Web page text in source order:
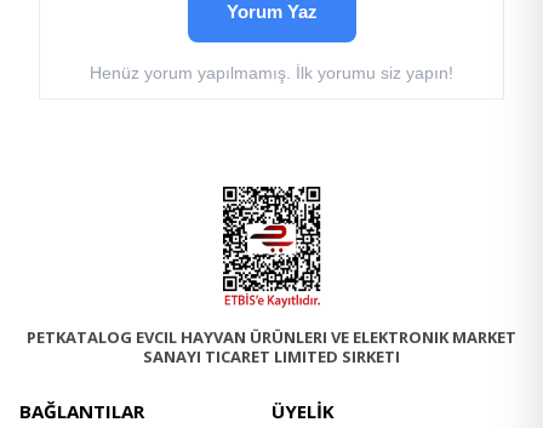
Yorum Yaz
Henüz yorum yapılmamış. İlk yorumu siz yapın!
PETKATALOG EVCIL HAYVAN ÜRÜNLERI VE ELEKTRONIK MARKET
SANAYI TICARET LIMITED SIRKETI
BAĞLANTILAR ÜYELİK